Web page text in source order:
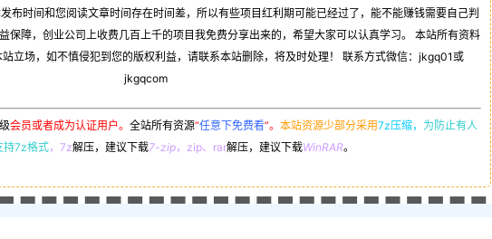
布时间和您阅读文章时间存在时间差，所以有些项目红利期可能已经过了，能不能赚钱需要自己判
保障，创业公司上收费几百上千的项目我免费分享出来的，希望大家可以认真学习。 本站所有资料
立场，如不慎侵犯到您的版权利益，请联系本站删除，将及时处理！ 联系方式微信：jkgq01或
jkgqcom
会员或者成为认证用户。 全站所有资源“任意下免费看”。 本站资源少部分采用7z压缩， 为防止有人
持7z格式，7z解压，建议下载7-zip，zip、rar解压，建议下载WinRAR。